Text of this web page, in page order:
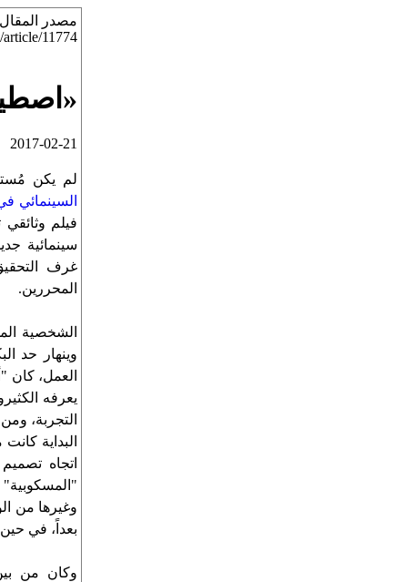
:مصدر المقال
11774
2017-02-21
لم يكن
السينمائي
فيلم
سينمائية
غرف
المحررين.
الشخصية
وينهار حد
العمل،
يعرفه
التجربة،
البداية
اتجاه
وغيرها من
بعداً، في
وكان من بين